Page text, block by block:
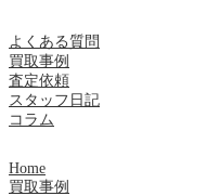
よくある質問
買取事例
査定依頼
スタッフ日記
コラム
Home
買取事例